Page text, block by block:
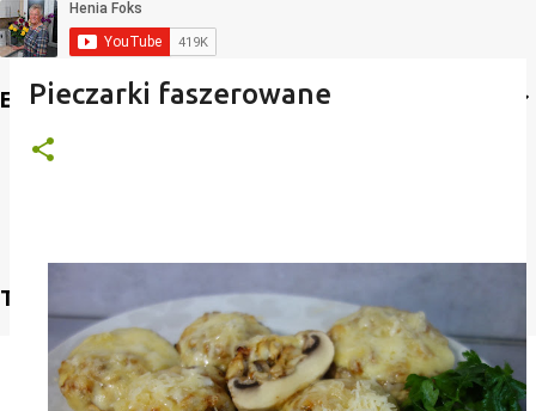
Etykiety
Translate
Pieczarki faszerowane